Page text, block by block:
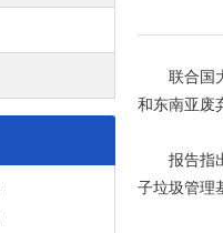
联合国大
和东南亚废
报告指出
子垃圾管理